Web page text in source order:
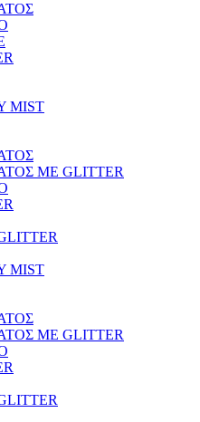
MIST
ΜΕ GLITTER
MIST
ΜΕ GLITTER